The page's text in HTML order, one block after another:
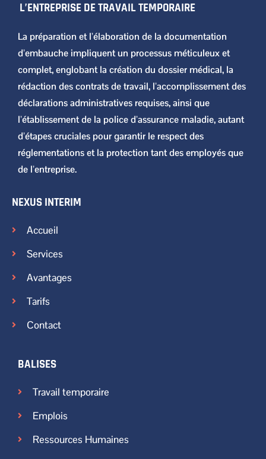
L’ENTREPRISE DE TRAVAIL TEMPORAIRE
La préparation et l’élaboration de la documentation
d’embauche impliquent un processus méticuleux et
complet, englobant la création du dossier médical, la
rédaction des contrats de travail, l’accomplissement des
déclarations administratives requises, ainsi que
l’établissement de la police d’assurance maladie, autant
d’étapes cruciales pour garantir le respect des
réglementations et la protection tant des employés que
de l’entreprise.
NEXUS INTERIM
Accueil
Services
Avantages
Tarifs
Contact
BALISES
Travail temporaire
Emplois
Ressources Humaines